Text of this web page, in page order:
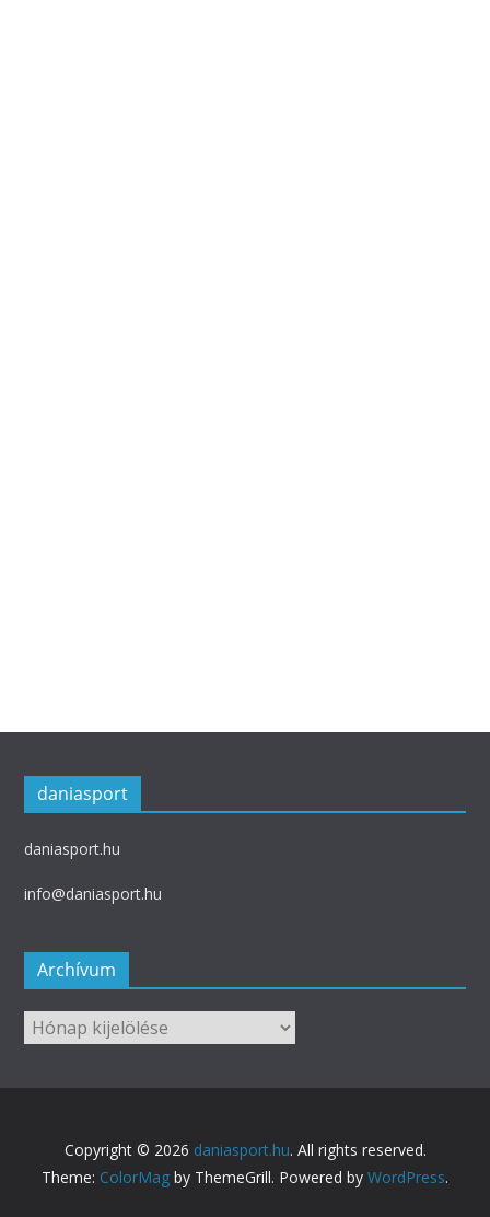
daniasport
daniasport.hu
info@daniasport.hu
Archívum
Archívum
Copyright © 2026 daniasport.hu. All rights reserved.
Theme: ColorMag by ThemeGrill. Powered by WordPress.